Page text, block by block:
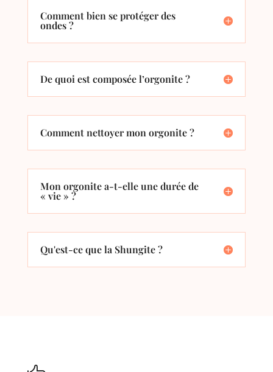
Comment bien se protéger des
ondes ?
De quoi est composée l’orgonite ?
Comment nettoyer mon orgonite ?
Mon orgonite a-t-elle une durée de
« vie » ?
Qu'est-ce que la Shungite ?